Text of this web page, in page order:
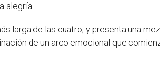
alegría.
larga de las cuatro, y presenta una
de un arco emocional que